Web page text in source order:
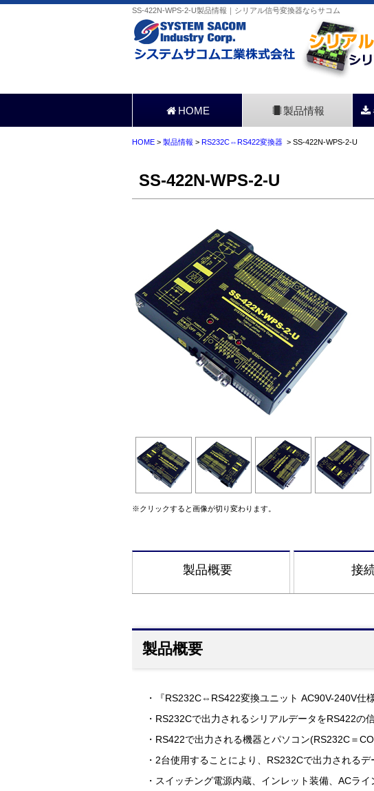
SS-422N-WPS-2-U製品情報｜シリアル信号変換器ならサコム
HOME 製品情報
HOME > 製品情報 > RS232C⇔RS422変換器 > SS-422N-WPS-2-U
SS-422N-WPS-2-U
※クリックすると画像が切り変わります。
製品概要 接
製品概要
・『RS232C⇔RS422変換ユニット AC90V-240V仕様
・RS232Cで出力されるシリアルデータをRS422
・RS422で出力される機器とパソコン(RS232C＝
・2台使用することにより、RS232Cで出力される
・スイッチング電源内蔵、インレット装備、ACラ